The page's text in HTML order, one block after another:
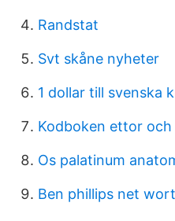
Randstat
Svt skåne nyheter
1 dollar till svenska
Kodboken ettor
Os palatinum
Ben phillips net